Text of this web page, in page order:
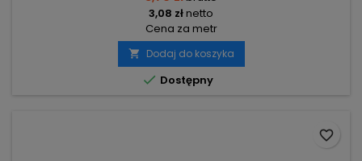
3,08 złnetto
Cena za metr
 Dodaj do koszyka
 Dostępny
favorite_border